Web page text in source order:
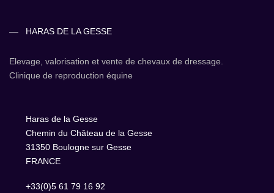
HARAS DE LA GESSE
Elevage, valorisation et vente de chevaux de dressage.
Clinique de reproduction équine
Haras de la Gesse
Chemin du Château de la Gesse
31350 Boulogne sur Gesse
FRANCE
+33(0)5 61 79 16 92